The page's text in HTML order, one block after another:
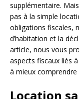
supplémentaire.
pas à la simple
obligations fiscales,
d’habitation et la
article, nous vous
aspects fiscaux liés
à mieux
Location